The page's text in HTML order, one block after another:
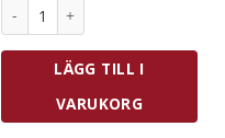
LÄGG TILL I
VARUKORG